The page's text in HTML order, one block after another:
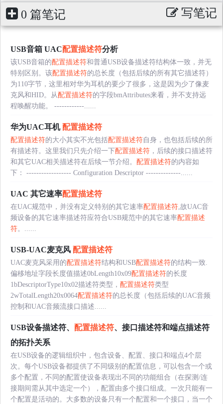
0 篇笔记 写笔记
USB音箱 UAC配置描述符分析
该USB音箱的配置描述符和普通USB设备描述符结构体一致，并无
特别区别。该配置描述符的总长度（包括后续的所有其它描述符）
为110字节，这里相对华为耳机的要少了很多，这是因为少了像麦
克风和HID。从配置描述符的字段bmAttributes来看，并不支持远
程唤醒功能。 ------------......
华为UAC耳机配置描述符
配置描述符的大小其实不光包括配置描述符自身，也包括后续的所
有描述符。这里我们只先介绍一下配置描述符 ，后续的接口描述符
和其它UAC相关描述符在后续一节介绍。 配置描述符的内容如
下： ------------------ Configuration Descriptor --------------......
UAC 其它速率配置描述符
在UAC规范中，并没有定义特别的其它速率配置描述符,故UAC音
频设备的其它速率描述符应符合USB规范中的其它速率配置描述
符。......
USB-UAC麦克风 配置描述符
UAC麦克风采用的配置描述符结构和USB配置描述符的结构一致.
偏移地址字段长度值描述0bLength10x09配置描述符的长度
1bDescriptorType10x02描述符类型， 配置描述符类型
2wTotalLength20x0064配置描述符的总长度（包括后续的UAC音频
控制和UAC音频流接口描述......
USB设备描述符、 配置描述符、接口描述符和端点描述符
的拓扑关系
在USB设备的逻辑组织中，包含设备、配置、接口和端点4个层
次。每个USB设备都提供了不同级别的配置信息，可以包含一个或
多个配置，不同的配置使设备表现出不同的功能组合（在探测/连
接期间需从其中选定一个），配置由多个接口组成。一次只能有一
个配置是活动的。大多数的设备只有一个配置和一个接口，当一个